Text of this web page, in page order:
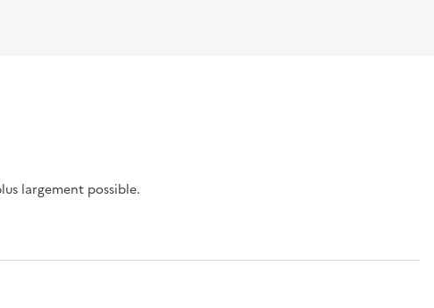
largement possible.